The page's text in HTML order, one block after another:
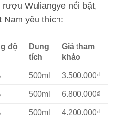
Wuliangye nổi bật,
Nam yêu thích:
độ
Dung
tích
Giá tham
khảo
500ml 3.500.000₫
500ml 6.800.000₫
500ml 4.200.000₫